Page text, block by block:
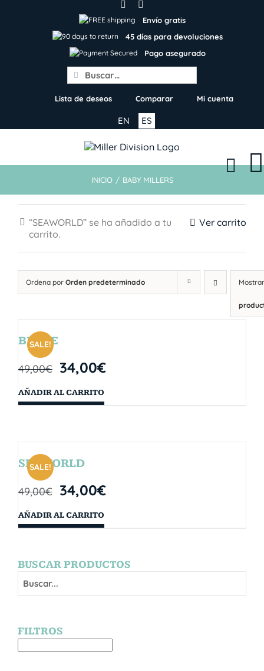
Envío gratis
45 días para devoluciones
Pago asegurado
Search
for:
Lista de deseos Comparar Mi cuenta
ES
EN
INICIO / BABY MILLERS
Ver carrito
“SEAWORLD” se ha añadido a tu
carrito.
Ordena por Orden predeterminado
SALE!
BRYCE
49,00€ 34,00€
AÑADIR AL CARRITO
SALE!
SEAWORLD
49,00€ 34,00€
AÑADIR AL CARRITO
BUSCAR PRODUCTOS
FILTROS